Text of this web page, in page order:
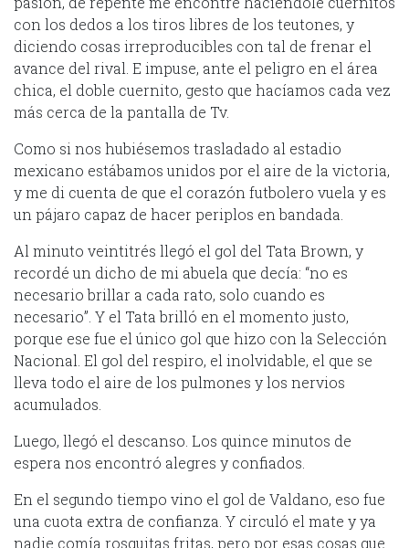
con los dedos a los tiros libres de los teutones, y
diciendo cosas irreproducibles con tal de frenar el
avance del rival. E impuse, ante el peligro en el área
chica, el doble cuernito, gesto que hacíamos cada vez
más cerca de la pantalla de Tv.
Como si nos hubiésemos trasladado al estadio
mexicano estábamos unidos por el aire de la victoria,
y me di cuenta de que el corazón futbolero vuela y es
un pájaro capaz de hacer periplos en bandada.
Al minuto veintitrés llegó el gol del Tata Brown, y
recordé un dicho de mi abuela que decía: “no es
necesario brillar a cada rato, solo cuando es
necesario”. Y el Tata brilló en el momento justo,
porque ese fue el único gol que hizo con la Selección
Nacional. El gol del respiro, el inolvidable, el que se
lleva todo el aire de los pulmones y los nervios
acumulados.
Luego, llegó el descanso. Los quince minutos de
espera nos encontró alegres y confiados.
En el segundo tiempo vino el gol de Valdano, eso fue
una cuota extra de confianza. Y circuló el mate y ya
nadie comía rosquitas fritas, pero por esas cosas que